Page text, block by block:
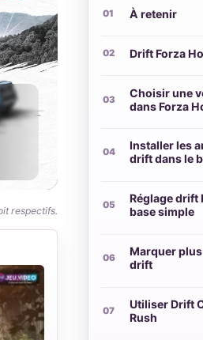
respectifs.
À retenir
Drift Forza
Choisir une
dans Forza
Installer les
drift dans le
Réglage drift
base simple
Marquer
drift
Utiliser Drift
Rush